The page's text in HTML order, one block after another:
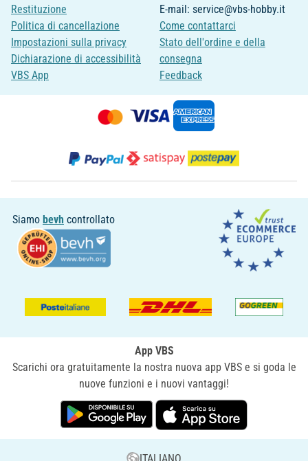
Restituzione
Politica di cancellazione
Impostazioni sulla privacy
Dichiarazione di accessibilità
VBS App
E-mail: service@vbs-hobby.it
Come contattarci
Stato dell'ordine e della
consegna
Feedback
Siamo bevh controllato
App VBS
Scarichi ora gratuitamente la nostra nuova app VBS e si goda le
nuove funzioni e i nuovi vantaggi!